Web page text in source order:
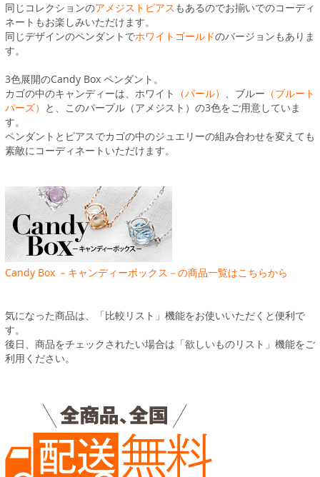
同じコレクションのアメジストピアス もあるのでお揃いでのコーディ
ネートもお楽しみいただけます。
同じデザインのペンダントでホワイトゴールドのバージョンもありま
す。
3色展開のCandy Box ペンダント。
カゴの中のキャンディーは、ホワイト
（パール） 、ブルー （ブルート
パーズ） と、このパープル（アメジスト）の3色をご用意していま
す。
ペンダントとピアスでカゴの中のジュエリーの組み合わせを変えても
素敵にコーディネートいただけます。
Candy Box －キャンディーボックス－の商品一覧はこちらから
気になった商品は、「比較リスト」機能をお使いいただくと便利で
す。
後日、商品をチェックされたい場合は「欲しいものリスト」機能をご
利用ください。